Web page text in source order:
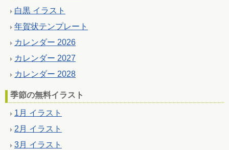
白黒 イラスト
年賀状テンプレート
カレンダー 2026
カレンダー 2027
カレンダー 2028
季節の無料イラスト
1月 イラスト
2月 イラスト
3月 イラスト